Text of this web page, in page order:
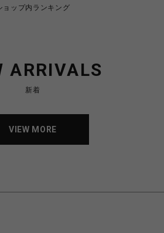
ョップ内ランキング
ARRIVALS
新着
VIEW MORE
VIEW MORE